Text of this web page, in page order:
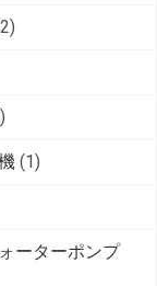
(1)
ーターポンプ